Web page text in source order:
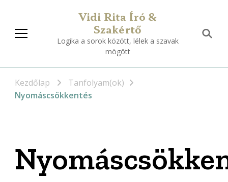
Vidi Rita Író &
Szakértő
Logika a sorok között, lélek a szavak
mögött
Kezdőlap
Tanfolyam(ok)
Nyomáscsökkentés